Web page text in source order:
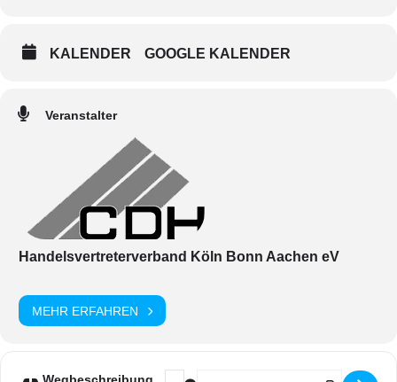
KALENDER GOOGLE KALENDER
Veranstalter
Handelsvertreterverband Köln Bonn Aachen eV
MEHR ERFAHREN
Address - „Morje es, wat do drus
Destination Address - „Morje